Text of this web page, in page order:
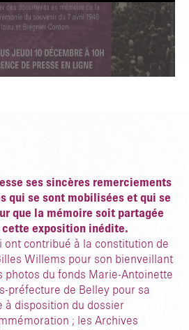
ses sincères remerciements
qui se sont mobilisées et qui se
que la mémoire soit partagée
exposition inédite.
ont contribué à la constitution de
Willems pour son bienveillant
photos du fonds Marie-Antoinette
préfecture de Belley pour sa
à disposition du dossier
; les Archives